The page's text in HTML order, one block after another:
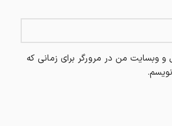
و وبسایت من در مرورگر برای زمانی که